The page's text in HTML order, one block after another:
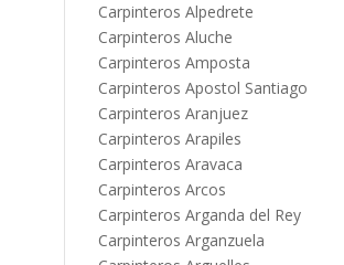
Carpinteros Alpedrete
Carpinteros Aluche
Carpinteros Amposta
Carpinteros Apostol Santiago
Carpinteros Aranjuez
Carpinteros Arapiles
Carpinteros Aravaca
Carpinteros Arcos
Carpinteros Arganda del Rey
Carpinteros Arganzuela